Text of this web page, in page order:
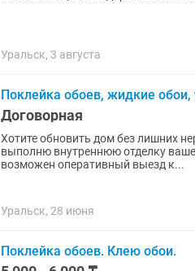
Уральск, 3 августа
Поклейка обоев, жидкие
Договорная
Хотите обновить дом без лишних
выполню внутреннюю отделку
возможен оперативный выезд к...
Уральск, 28 июня
Поклейка обоев. Клею обои.